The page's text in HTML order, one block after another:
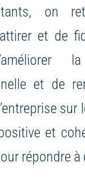
on
et de
et de
sur
et
répondre à